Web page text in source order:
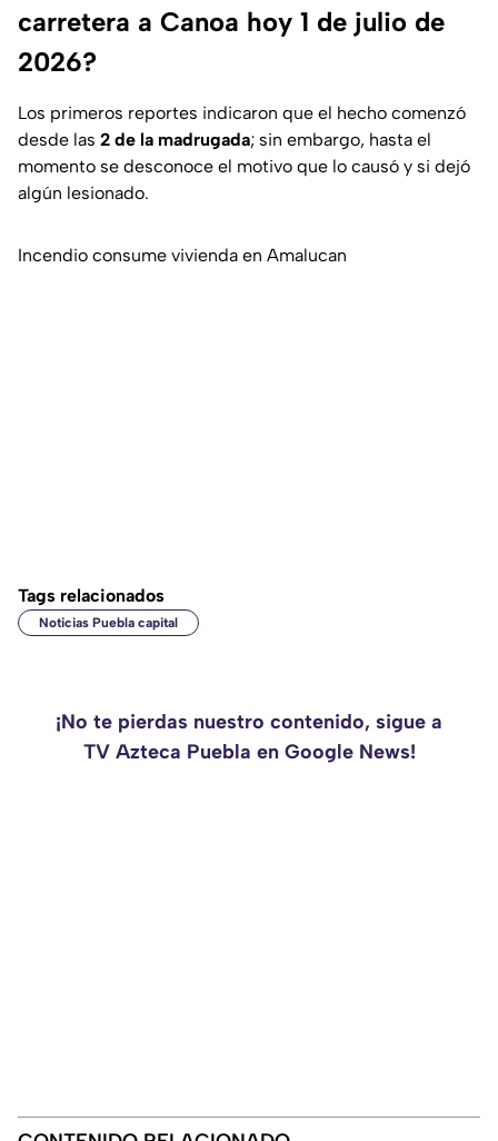
carretera a Canoa hoy 1 de julio de
2026?
Los primeros reportes indicaron que el hecho comenzó
desde las 2 de la madrugada; sin embargo, hasta el
momento se desconoce el motivo que lo causó y si dejó
algún lesionado.
Incendio consume vivienda en Amalucan
Tags relacionados
Noticias Puebla capital
¡No te pierdas nuestro contenido, sigue a
TV Azteca Puebla en Google News!